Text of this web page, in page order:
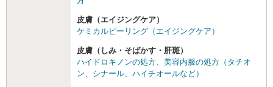
皮膚（エイジングケア）
ケミカルピーリング（エイジングケア）
皮膚（しみ・そばかす・肝斑）
ハイドロキノンの処方
美容内服の処方（タチオ
ン、シナール、ハイチオールなど）